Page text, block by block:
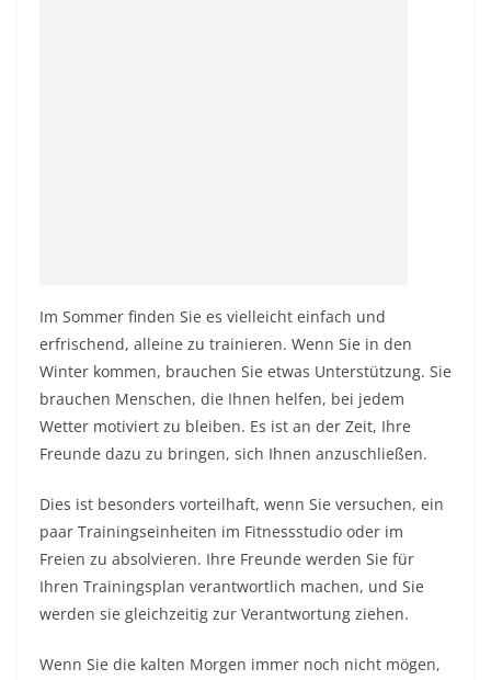
Im Sommer finden Sie es vielleicht einfach und
erfrischend, alleine zu trainieren. Wenn Sie in den
Winter kommen, brauchen Sie etwas Unterstützung. Sie
brauchen Menschen, die Ihnen helfen, bei jedem
Wetter motiviert zu bleiben. Es ist an der Zeit, Ihre
Freunde dazu zu bringen, sich Ihnen anzuschließen.
Dies ist besonders vorteilhaft, wenn Sie versuchen, ein
paar Trainingseinheiten im Fitnessstudio oder im
Freien zu absolvieren. Ihre Freunde werden Sie für
Ihren Trainingsplan verantwortlich machen, und Sie
werden sie gleichzeitig zur Verantwortung ziehen.
Wenn Sie die kalten Morgen immer noch nicht mögen,